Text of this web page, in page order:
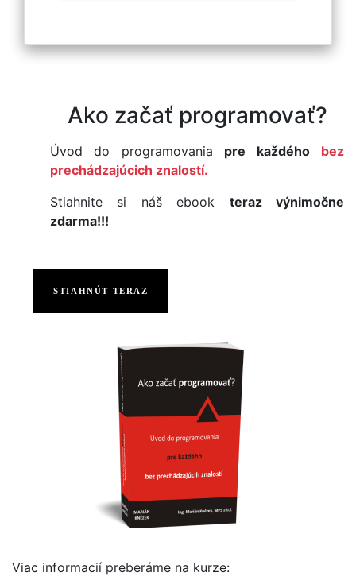
Ako začať programovať?
Úvod do programovania pre každého
bez
prechádzajúcich znalostí.
Stiahnite si náš ebook teraz výnimočne
zdarma!!!
STIAHNÚT TERAZ
Viac informacií preberáme na kurze: